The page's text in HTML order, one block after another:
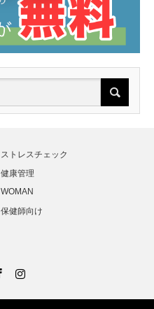
ストレスチェック
健康管理
WOMAN
保健師向け